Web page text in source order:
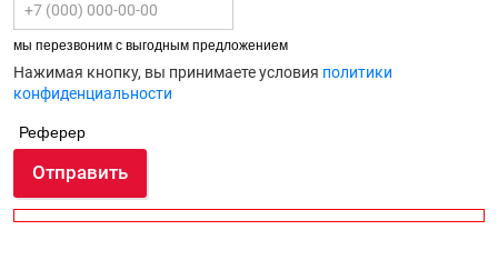
мы перезвоним с выгодным предложением
Нажимая кнопку, вы принимаете условия политики
конфиденциальности
Реферер
Отправить